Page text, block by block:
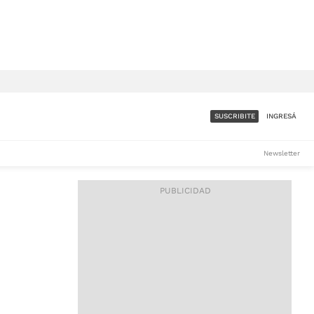
ACCESO FULL - $1.800/MES
SUSCRIBITE INGRESÁ
Newsletter